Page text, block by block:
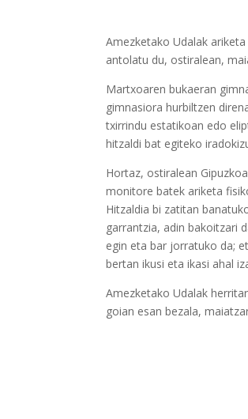
Amezketako Udalak
antolatu du, ostiralean,
Martxoaren bukaeran
gimnasiora hurbiltzen
txirrindu estatikoan edo
hitzaldi bat egiteko
Hortaz, ostiralean
monitore batek ariketa
Hitzaldia bi zatitan
garrantzia, adin bakoitzari
egin eta bar jorratuko da;
bertan ikusi eta ikasi ahal
Amezketako Udalak
goian esan bezala,